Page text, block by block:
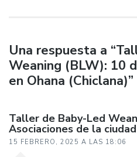
Una respuesta a
Weaning (BLW): 10
en Ohana (Chiclana)”
Taller de Baby-Led
Asociaciones de la
15 FEBRERO, 2025 A LAS 18:06